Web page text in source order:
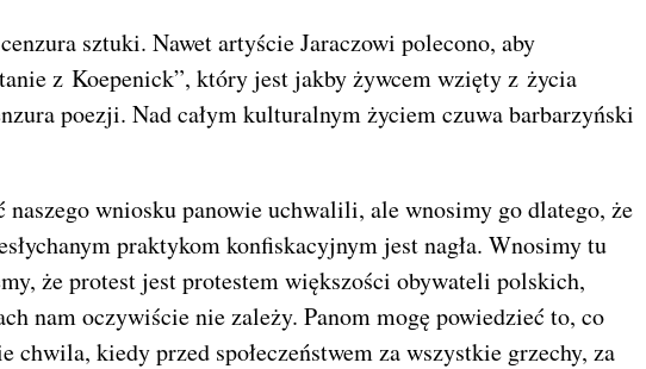
sztuki. Nawet artyście Jaraczowi polecono, aby
z Koepenick”, który jest jakby żywcem wzięty z życia
poezji. Nad całym kulturalnym życiem czuwa barbarzyński
naszego wniosku panowie uchwalili, ale wnosimy go dlatego, że
praktykom konfiskacyjnym jest nagła. Wnosimy tu
że protest jest protestem większości obywateli polskich,
nam oczywiście nie zależy. Panom mogę powiedzieć to, co
chwila, kiedy przed społeczeństwem za wszystkie grzechy, za